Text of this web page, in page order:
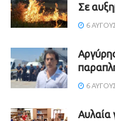
Σε
6
6
Αυλαία